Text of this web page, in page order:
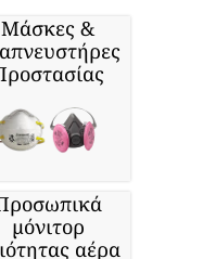
Μάσκες &
μόνιτορ
αέρα